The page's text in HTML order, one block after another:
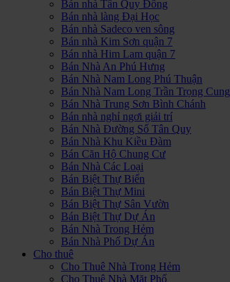
Bán nhà Tân Quy Đông
Bán nhà làng Đại Học
Bán nhà Sadeco ven sông
Bán nhà Kim Sơn quận 7
Bán nhà Him Lam quận 7
Bán Nhà An Phú Hưng
Bán Nhà Nam Long Phú Thuận
Bán Nhà Nam Long Trần Trọng Cung
Bán Nhà Trung Sơn Bình Chánh
Bán nhà nghỉ ngơi giải trí
Bán Nhà Đường Số Tân Quy
Bán Nhà Khu Kiều Đàm
Bán Căn Hộ Chung Cư
Bán Nhà Các Loại
Bán Biệt Thự Biển
Bán Biệt Thự Mini
Bán Biệt Thự Sân Vườn
Bán Biệt Thự Dự Án
Bán Nhà Trong Hẻm
Bán Nhà Phố Dự Án
Cho thuê
Cho Thuê Nhà Trong Hẻm
Cho Thuê Nhà Mặt Phố